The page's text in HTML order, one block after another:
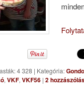
4 328 | Kategória:
, VKF, VKF56 | 2